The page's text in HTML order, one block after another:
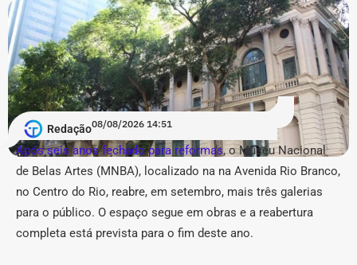
@choqueibuzios.
Acusação de “estética
pseudojornalística” e suspeita de
“repetição” no Instagram
Em um anexo de 36 páginas, o município relacionou 31
publicações, sendo a maior parte — 14 conteúdos —
atribuída ao perfil @buziosnuecru. Outras seis são do
@buziosinformacoes, quatro do @acorda_buziosrj, duas
do @fofoca_na_calcada e as demais estão distribuídas
Redação08/08/2026 14:51
Após seis anos fechado para reformas, o Museu Nacional
de Belas Artes (MNBA), localizado na na Avenida Rio Branco,
no Centro do Rio, reabre, em setembro, mais três galerias
para o público. O espaço segue em obras e a reabertura
completa está prevista para o fim deste ano.